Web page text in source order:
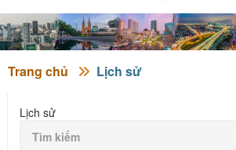
Trang chủ Lịch sử
Lịch sử